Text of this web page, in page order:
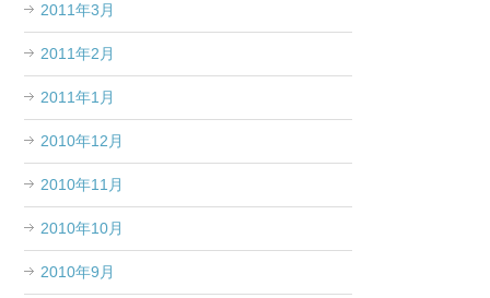
2011年3月
2011年2月
2011年1月
2010年12月
2010年11月
2010年10月
2010年9月